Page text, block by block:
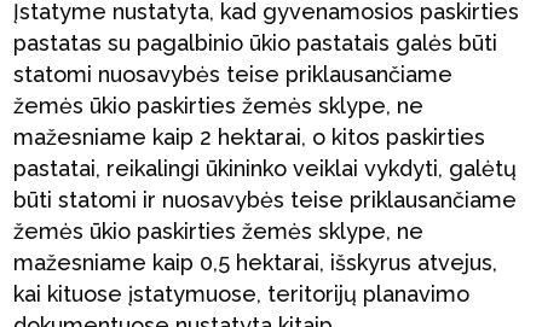
Įstatyme nustatyta, kad gyvenamosios paskirties
pastatas su pagalbinio ūkio pastatais galės būti
statomi nuosavybės teise priklausančiame
žemės ūkio paskirties žemės sklype, ne
mažesniame kaip 2 hektarai, o kitos paskirties
pastatai, reikalingi ūkininko veiklai vykdyti, galėtų
būti statomi ir nuosavybės teise priklausančiame
žemės ūkio paskirties žemės sklype, ne
mažesniame kaip 0,5 hektarai, išskyrus atvejus,
kai kituose įstatymuose, teritorijų planavimo